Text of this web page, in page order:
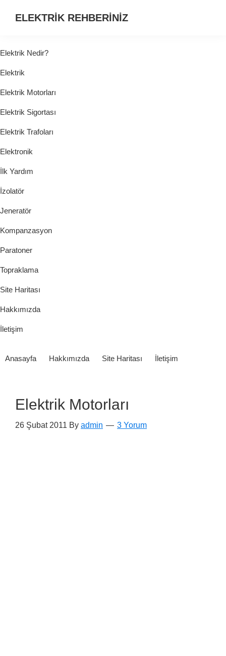
ELEKTRİK REHBERİNİZ
HER
ŞEY...
Elektrik Nedir?
Elektrik
Elektrik Motorları
Elektrik Sigortası
Elektrik Trafoları
Elektronik
İlk Yardım
İzolatör
Jeneratör
Kompanzasyon
Paratoner
Topraklama
Site Haritası
Hakkımızda
İletişim
Anasayfa Hakkımızda Site Haritası İletişim
Elektrik Motorları
26 Şubat 2011 By admin 3 Yorum